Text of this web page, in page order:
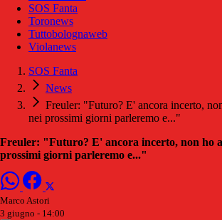
SOS Fanta
Toronews
Tuttobolognaweb
Violanews
SOS Fanta
News
Freuler: "Futuro? E' ancora incerto,
nei prossimi giorni parleremo e..."
Freuler: "Futuro? E' ancora incerto, non ho
prossimi giorni parleremo e..."
Marco Astori
3 giugno - 14:00